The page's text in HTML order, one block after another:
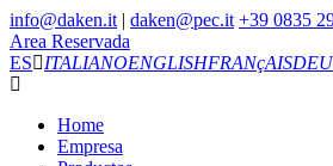
info@daken.it | daken@pec.it +39 0835
Area Reservada
ES
ITALIANOENGLISHFRANçAIS
Home
Empresa